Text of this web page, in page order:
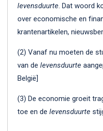
levensduurte. Dat woord
over economische en
krantenartikelen,
(2) Vanaf nu moeten de
van de levensduurte
België]
(3) De economie groeit
toe en de levensduurte